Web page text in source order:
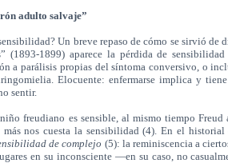
adulto salvaje”
Un breve repaso de cómo se sirvió de
(1893-1899) aparece la pérdida de
a parálisis propias del síntoma conversivo, o
Elocuente: enfermarse implica y
sentir.
freudiano es sensible, al mismo tiempo Freud
más nos cuesta la sensibilidad (4). En el
de complejo (5): la reminiscencia a
en su inconsciente —en su caso, no